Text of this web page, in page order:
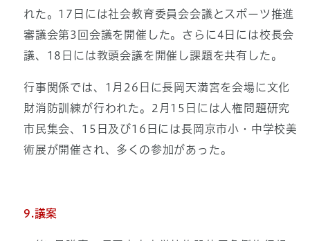
れた。17日には社会教育委員会会議とスポーツ推進
審議会第3回会議を開催した。さらに4日には校長会
議、18日には教頭会議を開催し課題を共有した。
行事関係では、1月26日に長岡天満宮を会場に文化
財消防訓練が行われた。2月15日には人権問題研究
市民集会、15日及び16日には長岡京市小・中学校美
術展が開催され、多くの参加があった。
9.議案